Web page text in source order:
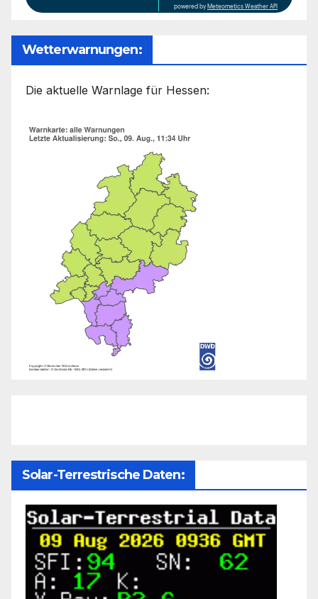
powered by Meteometics Weather API
Wetterwarnungen:
Die aktuelle Warnlage für Hessen:
Solar-Terrestrische Daten: